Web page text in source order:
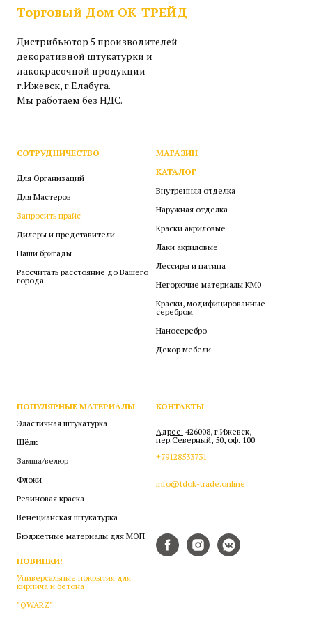
Торговый Дом ОК-ТРЕЙД
Дистрибьютор 5 производителей
декоративной штукатурки и
лакокрасочной продукции
г.Ижевск, г.Елабуга.
Мы работаем без НДС.
СОТРУДНИЧЕСТВО
Для Организаций
Для Мастеров
Запросить прайс
Дилеры и представители
Наши бригады
Рассчитать расстояние до Вашего
города
МАГАЗИН
КАТАЛОГ
Внутренняя отделка
Наружная отделка
Краски акриловые
Лаки акриловые
Лессиры и патина
Негорючие материалы КМ0
Краски, модифицированные
серебром
Наносеребро
Декор мебели
ПОПУЛЯРНЫЕ МАТЕРИАЛЫ
Эластичная штукатурка
Шёлк
Замша/велюр
Флоки
Резиновая краска
Венецианская штукатурка
Бюджетные материалы для МОП
НОВИНКИ!
Универсальные покрытия для
кирпича и бетона
"QWARZ"
КОНТАКТЫ
Адрес: 426008, г.Ижевск,
пер.Северный, 50, оф. 100
+79128533731
info@tdok-trade.online